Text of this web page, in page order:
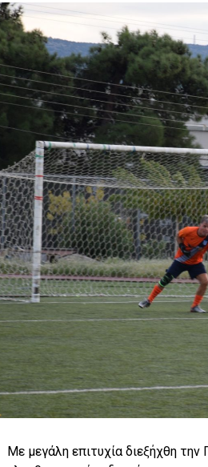
Με μεγάλη επιτυχία διεξήχθη